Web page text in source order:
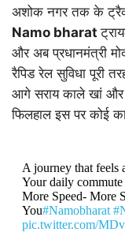
अशोक नगर तक के ट्रैक
Namo bharat
और अब प्रधानमंत्री
रैपिड रेल सुविधा पूरी
आगे सराय काले खां और
फिलहाल इस पर कोई
A journey that feels
Your daily
More Speed- More
You#Namobharat
pic.twitter.com/